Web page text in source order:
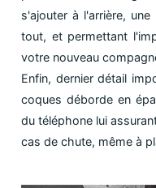
s'ajouter à l'arrière,
tout, et permettant
votre nouveau
Enfin, dernier détail
coques déborde en
du téléphone lui
cas de chute, même à